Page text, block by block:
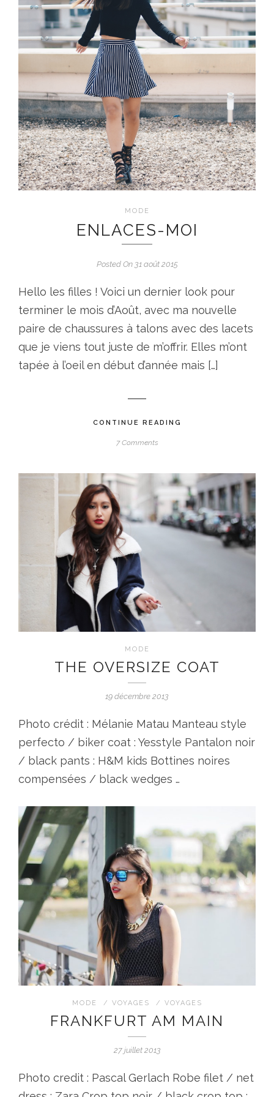
MODE
ENLACES-MOI
Posted On 31 août 2015
Hello les filles ! Voici un dernier look pour
terminer le mois d’Août, avec ma nouvelle
paire de chaussures à talons avec des lacets
que je viens tout juste de m’offrir. Elles m’ont
tapée à l’oeil en début d’année mais […]
CONTINUE READING
7 Comments
MODE
THE OVERSIZE COAT
19 décembre 2013
Photo crédit : Mélanie Matau Manteau style
perfecto / biker coat : Yesstyle Pantalon noir
/ black pants : H&M kids Bottines noires
compensées / black wedges …
MODE / VOYAGES / VOYAGES
FRANKFURT AM MAIN
27 juillet 2013
Photo credit : Pascal Gerlach Robe filet / net